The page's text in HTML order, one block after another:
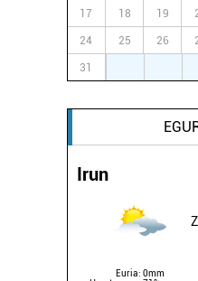
Webgune honek cookie
fitxategiak erabiltzen ditu.
zerbitzuak hobetzeko
baliatzen gara. Ohar hau
17 18 19
24 25 26
31
Irun
Euria: 0mm